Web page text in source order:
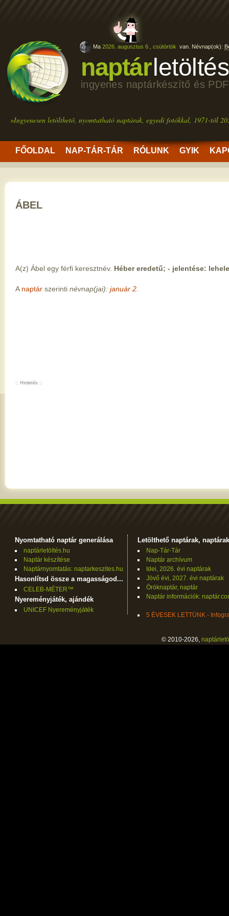
naptárletöltés
ingyenes naptárkészítő és
»Ingyenesen letölthető, nyomtatható naptárak, egyedi fotókkal, 1971-től
FŐOLDAL NAP-TÁR-TÁR RÓLUNK GYIK
Ma 2026. augusztus 6., csütörtök van. Névnap(ok):
ÁBEL
A(z) Ábel egy férfi keresztnév. Héber eredetű; - jelentése:
A naptár szerinti névnap(jai): január 2.
:: Hirdetés ::
Nyomtatható naptár generálása
naptárletöltés.hu
Naptár készítése
Naptárnyomtatás: naptarkeszites.hu
Hasonlítsd össze a magasságod...
CELEB-MÉTER™
Nyereményjáték, ajándék
UNICEF Nyereményjáték
Letölthető naptárak, naptárak
Nap-Tár-Tár
Naptár archívum
Idei, 2026. évi naptárak
Jövő évi, 2027. évi naptárak
Öröknaptár, naptár
Naptár információk:
5 ÉVESEK LETTÜNK -
© 2010-2026,